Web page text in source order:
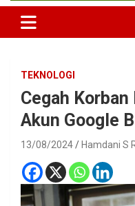
TEKNOLOGI
Cegah
Akun Google
13/08/2024 Hamdani S